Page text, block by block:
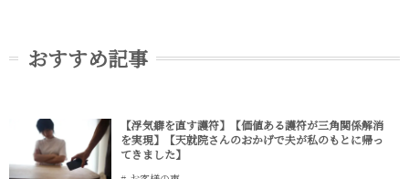
おすすめ記事
【浮気癖を直す護符】【価値ある護符が三角関係解消
を実現】【天就院さんのおかげで夫が私のもとに帰っ
てきました】